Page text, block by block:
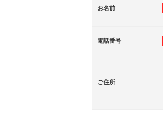
お名前
電話番号
ご住所